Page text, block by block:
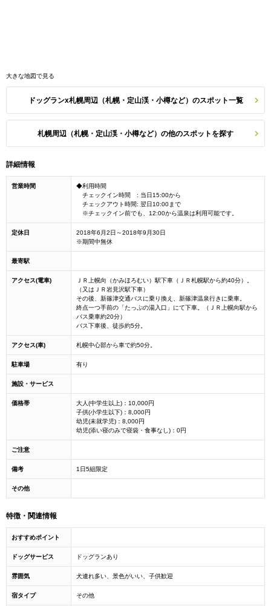
大きな地図で見る
ドッグランx札幌周辺（札幌・定山渓・小樽など）のスポット一覧
札幌周辺（札幌・定山渓・小樽など）の他のスポットを探す
詳細情報
営業時間
◆利用時間
チェックイン時間 : 当日15:00から
チェックアウト時間: 翌日10:00まで
※チェックイン前でも、12:00から温泉は利用可能です。
定休日
2018年6月2日～2018年9月30日
※期間中無休
最寄駅
アクセス(電車)
ＪＲ上幌向（かみほろむい）駅下車（ＪＲ札幌駅から約40分）。
（又はＪＲ岩見沢駅下車）
その後、新篠津交通バスに乗り換え、新篠津温泉行きに乗車。
終点一つ手前の「たっぷの湯入口」にて下車。（ＪＲ上幌向駅から
バス乗車約20分）
バス下車後、徒歩約5分。
アクセス(車) 札幌中心部から車で約50分。
駐車場 有り
施設・サービス
価格帯
大人(中学生以上)：10,000円
子供(小学生以下)：8,000円
幼児(未就学児)：8,000円
幼児(添い寝のみで寝袋・食事なし)：0円
ご注意
備考 1日5組限定
その他
特徴・関連情報
おすすめポイント
ドッグサービス ドッグランあり
雰囲気 犬連れ多い、景色がいい、子供歓迎
宿タイプ その他